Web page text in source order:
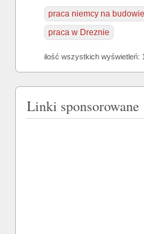
praca niemcy na budowie
praca w Dreznie
ilość wszystkich wyświetleń:
Linki sponsorowane